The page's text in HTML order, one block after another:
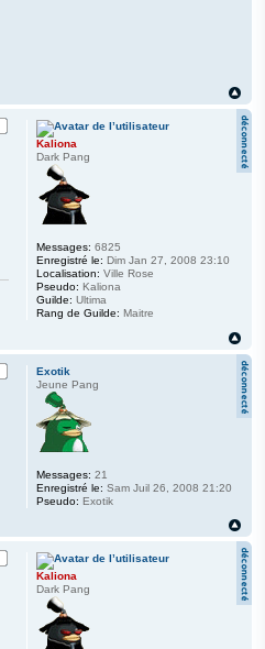
Kaliona
Dark Pang
Messages: 6825
Enregistré le: Dim Jan 27, 2008 23:10
Localisation: Ville Rose
Pseudo: Kaliona
Guilde: Ultima
Rang de Guilde: Maitre
Exotik
Jeune Pang
Messages: 21
Enregistré le: Sam Juil 26, 2008 21:20
Pseudo: Exotik
Kaliona
Dark Pang